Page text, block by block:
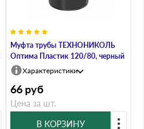
Муфта трубы ТЕХНОНИКОЛЬ
Оптима Пластик 120/80, черный
Характеристики
66 руб
Цена за шт.
В КОРЗИНУ